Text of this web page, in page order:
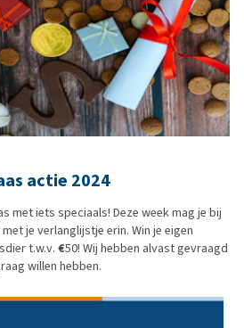
actie 2024
met iets speciaals! Deze week mag je bij
je verlanglijstje erin. Win je eigen
t.w.v. €50! Wij hebben alvast gevraagd
willen hebben.